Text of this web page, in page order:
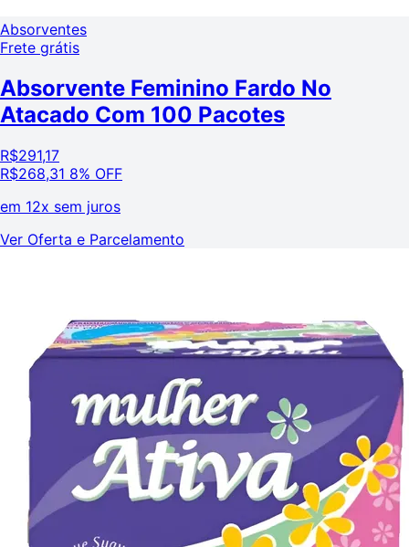
Absorventes
Frete grátis
Absorvente Feminino Fardo No
Atacado Com 100 Pacotes
R$291,17
R$268,31 8% OFF
em 12x sem juros
Ver Oferta e Parcelamento